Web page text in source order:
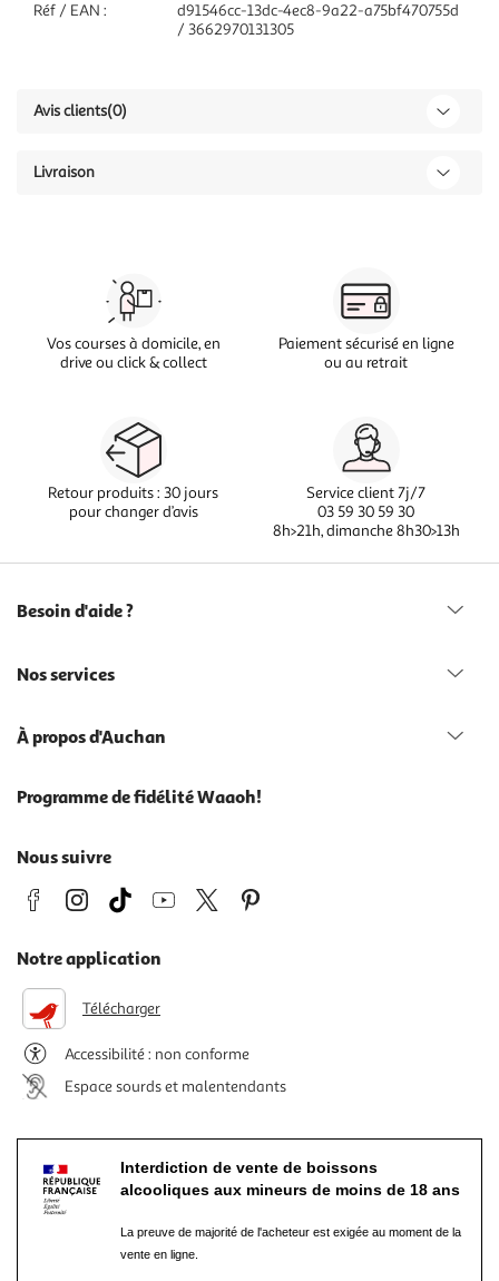
Réf / EAN :
d91546cc-13dc-4ec8-9a22-a75bf470755d
/ 3662970131305
Avis clients(0)
Livraison
Vos courses à domicile, en
drive ou click & collect
Paiement sécurisé en ligne
ou au retrait
Retour produits : 30 jours
pour changer d’avis
Service client 7j/7
03 59 30 59 30
8h>21h, dimanche 8h30>13h
Besoin d'aide ?
Nos services
À propos d'Auchan
Programme de fidélité Waaoh!
Nous suivre
Notre application
Télécharger
Accessibilité : non conforme
Espace sourds et malentendants
Interdiction de vente de boissons
alcooliques aux mineurs de moins de 18 ans
La preuve de majorité de l'acheteur est exigée au moment de la
vente en ligne.